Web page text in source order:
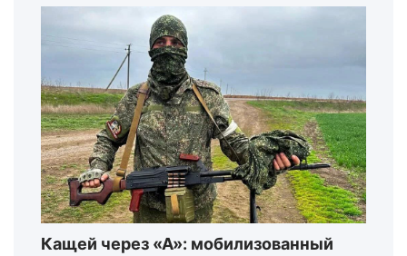
Кащей через «А»: мобилизованный